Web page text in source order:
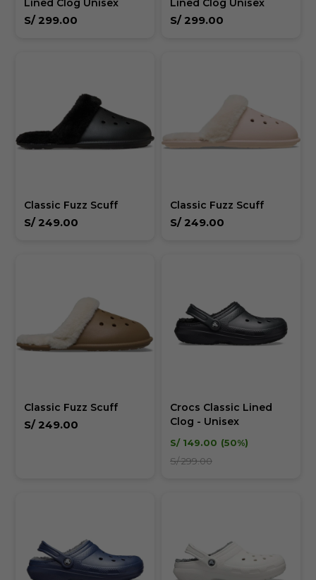
Lined Clog Unisex
S/ 299.00
Lined Clog Unisex
S/ 299.00
Classic Fuzz Scuff
S/ 249.00
Classic Fuzz Scuff
S/ 249.00
Classic Fuzz Scuff
S/ 249.00
Crocs Classic Lined
Clog - Unisex
S/ 149.00
50
S/299.00